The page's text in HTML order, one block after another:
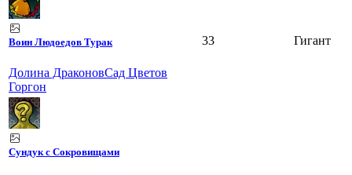
Воин Людоедов Турак
Долина ДраконовСад Цветов
Горгон
33 Гигант
Сундук с Сокровищами